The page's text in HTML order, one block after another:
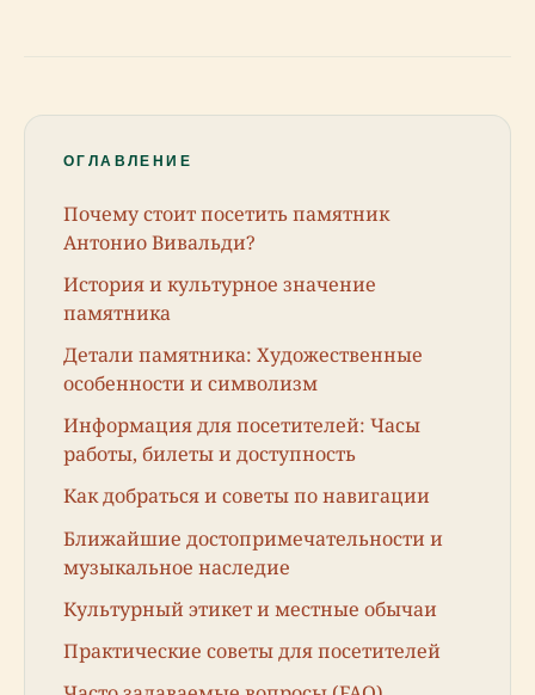
ОГЛАВЛЕНИЕ
Почему стоит посетить памятник
Антонио Вивальди?
История и культурное значение
памятника
Детали памятника: Художественные
особенности и символизм
Информация для посетителей: Часы
работы, билеты и доступность
Как добраться и советы по навигации
Ближайшие достопримечательности и
музыкальное наследие
Культурный этикет и местные обычаи
Практические советы для посетителей